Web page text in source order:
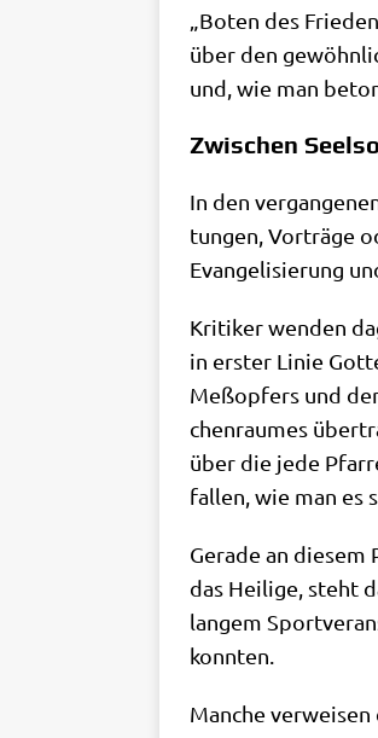
„Boten des
über den
und, wie man
Zwischen
In den
tun­gen, Vor­trä­ge
Evan­ge­li­sie­rung
Kri­ti­ker wen­den
in erster Linie
Meß­op­fers und
chen­rau­mes
über die jede
fal­len, wie man es
Gera­de an
das Hei­li­ge, steht
lan­gem
konnten.
Man­che